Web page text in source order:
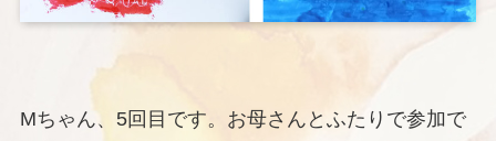
Mちゃん、5回目です。お母さんとふたりで参加で